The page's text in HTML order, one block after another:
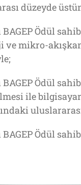
düzeyde
BAGEP Ödül
ve mikro-
BAGEP Ödül
ile
BAGEP Ödül